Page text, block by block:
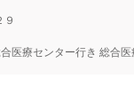
９
医療センター行き 総合